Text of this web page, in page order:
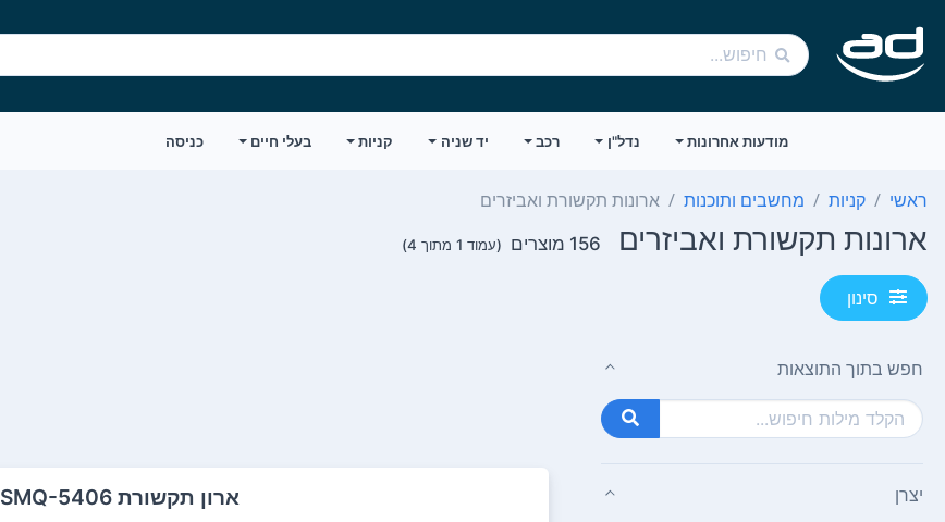
מודעות אחרונות נדל"ן רכב יד שניה קניות בעלי חיים כניסה
ראשי קניות מחשבים ותוכנות ארונות תקשורת ואביזרים
ארונות תקשורת ואביזרים 156 מוצרים (עמוד 1 מתוך 4)
סינון
חפש בתוך התוצאות
יצרן ‏ארון תקשורת Advice ADG-SMQ-5406